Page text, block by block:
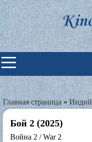
Skip
to
content
Индийские
Главная страница»
Бой 2 (2025)
Война 2 / War 2